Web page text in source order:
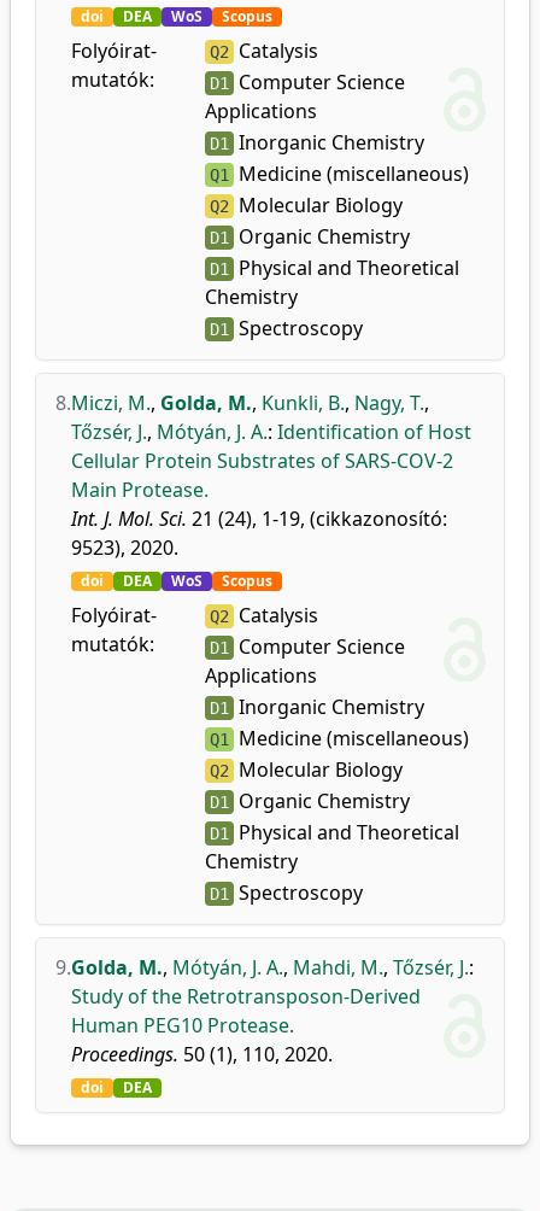
doi DEA WoS Scopus
Folyóirat-
mutatók:
Q2 Catalysis
D1
Computer Science
Applications
D1 Inorganic Chemistry
Q1 Medicine (miscellaneous)
Q2 Molecular Biology
D1 Organic Chemistry
D1
Physical and Theoretical
Chemistry
D1 Spectroscopy
8.Miczi, M., Golda, M., Kunkli, B., Nagy, T.,
Tőzsér, J., Mótyán, J. A.: Identification of Host
Cellular Protein Substrates of SARS-COV-2
Main Protease.
Int. J. Mol. Sci. 21 (24), 1-19, (cikkazonosító:
9523), 2020.
doi DEA WoS Scopus
Folyóirat-
mutatók:
Q2 Catalysis
D1
Computer Science
Applications
D1 Inorganic Chemistry
Q1 Medicine (miscellaneous)
Q2 Molecular Biology
D1 Organic Chemistry
D1
Physical and Theoretical
Chemistry
D1 Spectroscopy
9.Golda, M., Mótyán, J. A., Mahdi, M., Tőzsér, J.:
Study of the Retrotransposon-Derived
Human PEG10 Protease.
Proceedings. 50 (1), 110, 2020.
doi DEA